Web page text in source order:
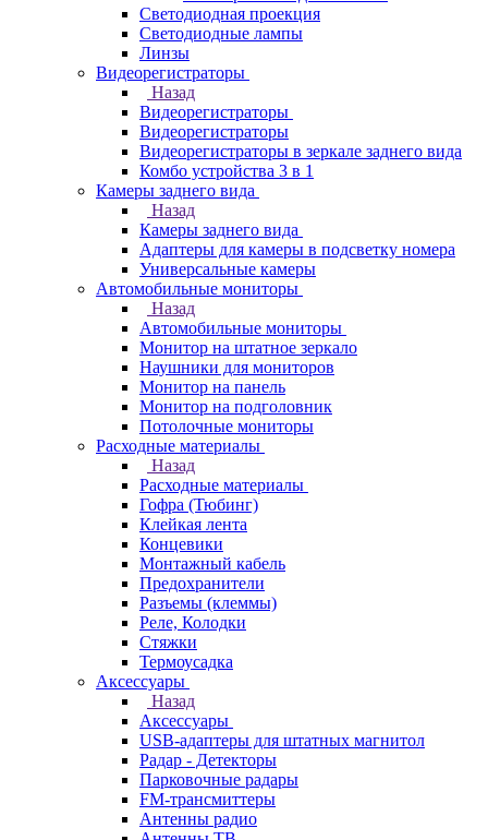
Светодиодная проекция
Светодиодные лампы
Линзы
Видеорегистраторы
Назад
Видеорегистраторы
Видеорегистраторы
Видеорегистраторы в зеркале заднего вида
Комбо устройства 3 в 1
Камеры заднего вида
Назад
Камеры заднего вида
Адаптеры для камеры в подсветку номера
Универсальные камеры
Автомобильные мониторы
Назад
Автомобильные мониторы
Монитор на штатное зеркало
Наушники для мониторов
Монитор на панель
Монитор на подголовник
Потолочные мониторы
Расходные материалы
Назад
Расходные материалы
Гофра (Тюбинг)
Клейкая лента
Концевики
Монтажный кабель
Предохранители
Разъемы (клеммы)
Реле, Колодки
Стяжки
Термоусадка
Аксессуары
Назад
Аксессуары
USB-адаптеры для штатных магнитол
Радар - Детекторы
Парковочные радары
FM-трансмиттеры
Антенны радио